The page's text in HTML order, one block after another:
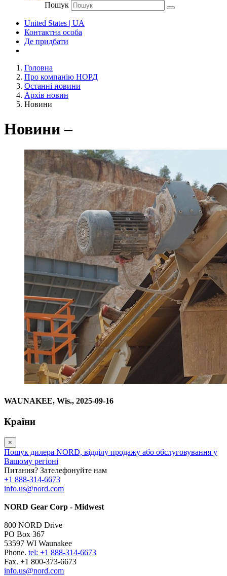
Пошук
United States | UA
Контактна особа
Де придбати
Головна
Про компанію НОРД
Останні новини
Архів новин
Новини
Новини –
WAUNAKEE, Wis., 2025-09-16
Країни
×
Пошук дилера NORD, відділу продажу або обслуговування у
Вашому регіоні
Питання? Зателефонуйте нам
+1 888-314-6673
info.us@nord.com
NORD Gear Corp - Midwest
800 NORD Drive
PO Box 367
53597 WI Waunakee
Phone. tel: +1 888-314-6673
Fax. +1 800-373-6673
info.us@nord.com